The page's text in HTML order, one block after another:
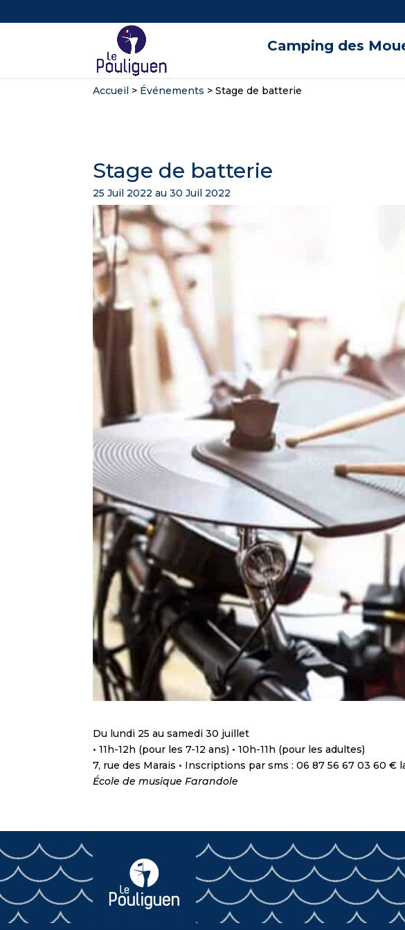
Camping des
Accueil > Événements >Stage de batterie
Stage de batterie
25 Juil 2022 au 30 Juil 2022
Du lundi 25 au samedi 30 juillet
• 11h-12h (pour les 7-12 ans) • 10h-11h (pour les adultes)
7, rue des Marais • Inscriptions par sms : 06 87 56 67 03 60 €
École de musique Farandole